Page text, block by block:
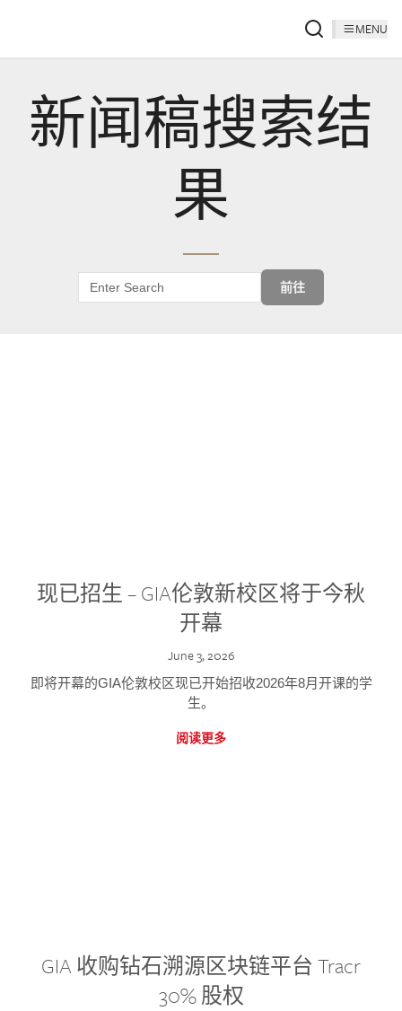
MENU
新闻稿搜索结
果
前往
现已招生 – GIA伦敦新校区将于今秋
开幕
June 3, 2026
即将开幕的GIA伦敦校区现已开始招收2026年8月开课的学
生。
阅读更多
GIA 收购钻石溯源区块链平台 Tracr
30% 股权